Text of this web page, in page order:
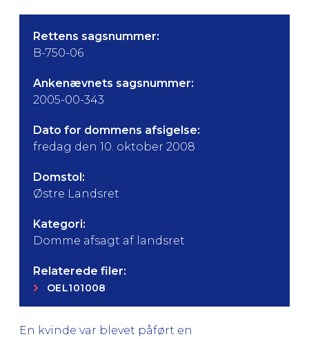
Rettens sagsnummer:
B-750-06
Ankenævnets sagsnummer:
2005-00-343
Dato for dommens afsigelse:
fredag den 10. oktober 2008
Domstol:
Østre Landsret
Kategori:
Domme afsagt af landsret
Relaterede filer:
OEL101008
En kvinde var blevet påført en